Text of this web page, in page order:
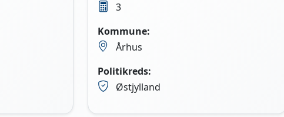
3
Kommune:
Århus
Politikreds:
Østjylland